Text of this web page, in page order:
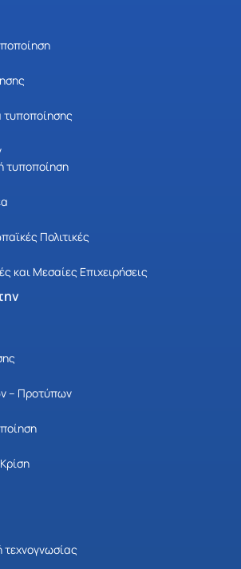
τυποποίησης
τυποποίηση
Πολιτικές
και Μεσαίες Επιχειρήσεις
– Προτύπων